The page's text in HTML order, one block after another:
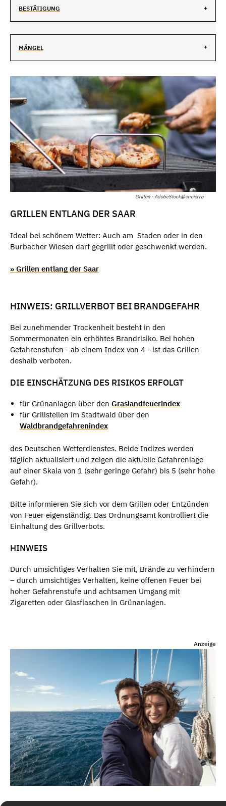
BESTÄTIGUNG
MÄNGEL
Grillen - AdobeStock@encierro
GRILLEN ENTLANG DER SAAR
Ideal bei schönem Wetter: Auch am Staden oder in den
Burbacher Wiesen darf gegrillt oder geschwenkt werden.
» Grillen entlang der Saar
HINWEIS: GRILLVERBOT BEI BRANDGEFAHR
Bei zunehmender Trockenheit besteht in den
Sommermonaten ein erhöhtes Brandrisiko. Bei hohen
Gefahrenstufen - ab einem Index von 4 - ist das Grillen
deshalb verboten.
DIE EINSCHÄTZUNG DES RISIKOS ERFOLGT
für Grünanlagen über den Graslandfeuerindex
für Grillstellen im Stadtwald über den
Waldbrandgefahrenindex
​des Deutschen Wetterdienstes. Beide Indizes werden
täglich aktualisiert und zeigen die aktuelle Gefahrenlage
auf einer Skala von 1 (sehr geringe Gefahr) bis 5 (sehr hohe
Gefahr).
Bitte informieren Sie sich vor dem Grillen oder Entzünden
von Feuer eigenständig. Das Ordnungsamt kontrolliert die
Einhaltung des Grillverbots.
HINWEIS
Durch umsichtiges Verhalten Sie mit, Brände zu verhindern
– durch umsichtiges Verhalten, keine offenen Feuer bei
hoher Gefahrenstufe und achtsamen Umgang mit
Zigaretten oder Glasflaschen in Grünanlagen.
Anzeige